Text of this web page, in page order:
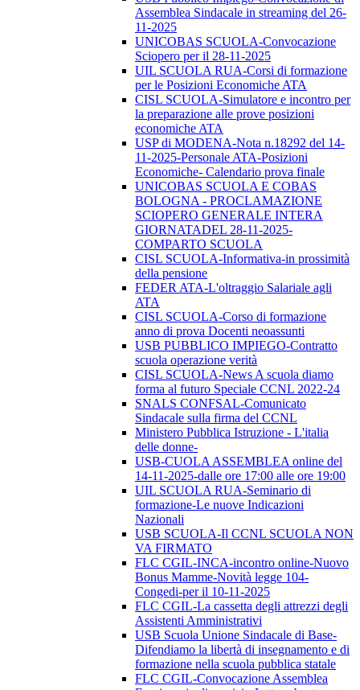
Assemblea Sindacale in streaming del 26-
11-2025
UNICOBAS SCUOLA-Convocazione
Sciopero per il 28-11-2025
UIL SCUOLA RUA-Corsi di formazione
per le Posizioni Economiche ATA
CISL SCUOLA-Simulatore e incontro per
la preparazione alle prove posizioni
economiche ATA
USP di MODENA-Nota n.18292 del 14-
11-2025-Personale ATA-Posizioni
Economiche- Calendario prova finale
UNICOBAS SCUOLA E COBAS
BOLOGNA - PROCLAMAZIONE
SCIOPERO GENERALE INTERA
GIORNATADEL 28-11-2025-
COMPARTO SCUOLA
CISL SCUOLA-Informativa-in prossimità
della pensione
FEDER ATA-L'oltraggio Salariale agli
ATA
CISL SCUOLA-Corso di formazione
anno di prova Docenti neoassunti
USB PUBBLICO IMPIEGO-Contratto
scuola operazione verità
CISL SCUOLA-News A scuola diamo
forma al futuro Speciale CCNL 2022-24
SNALS CONFSAL-Comunicato
Sindacale sulla firma del CCNL
Ministero Pubblica Istruzione - L'italia
delle donne-
USB-CUOLA ASSEMBLEA online del
14-11-2025-dalle ore 17:00 alle ore 19:00
UIL SCUOLA RUA-Seminario di
formazione-Le nuove Indicazioni
Nazionali
USB SCUOLA-Il CCNL SCUOLA NON
VA FIRMATO
FLC CGIL-INCA-incontro online-Nuovo
Bonus Mamme-Novità legge 104-
Congedi-per il 10-11-2025
FLC CGIL-La cassetta degli attrezzi degli
Assistenti Amministrativi
USB Scuola Unione Sindacale di Base-
Difendiamo la libertà di insegnamento e di
formazione nella scuola pubblica statale
FLC CGIL-Convocazione Assemblea